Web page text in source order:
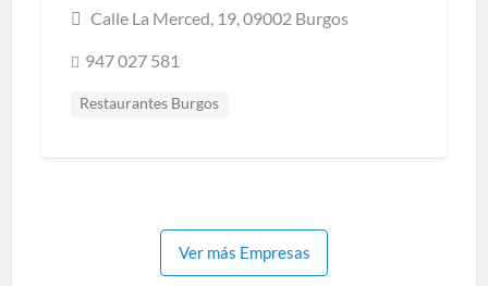
Calle La Merced, 19, 09002 Burgos
947 027 581
Restaurantes Burgos
Ver más Empresas